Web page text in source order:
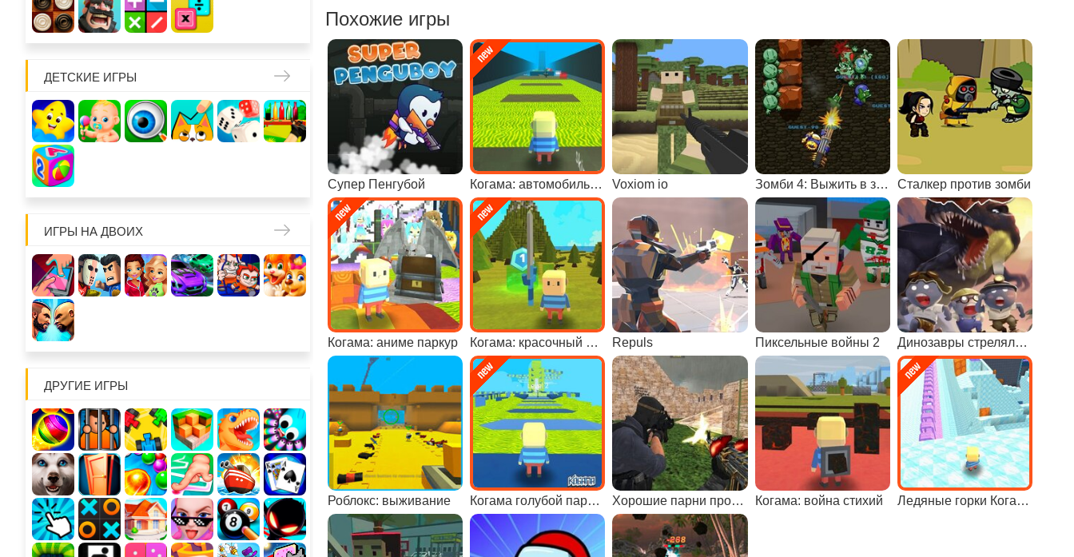
ДЕТСКИЕ ИГРЫ
ИГРЫ НА ДВОИХ
ДРУГИЕ ИГРЫ
Похожие игры
Супер Пенгубой Когама: автомобильный паркур Voxiom io Зомби 4: Выжить в зомби-апокалипсисе Сталкер против зомби
Когама: аниме паркур Когама: красочный паркур Repuls Пиксельные войны 2 Динозавры стрелялки 2
Роблокс: выживание Когама голубой паркур Хорошие парни против плохих Когама: война стихий Ледяные горки Когамы